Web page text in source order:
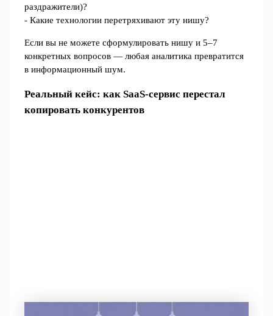
раздражители)?
- Какие технологии перетряхивают эту нишу?
Если вы не можете сформулировать нишу и 5–7
конкретных вопросов — любая аналитика превратится
в информационный шум.
Реальный кейс: как SaaS‑сервис перестал
копировать конкурентов